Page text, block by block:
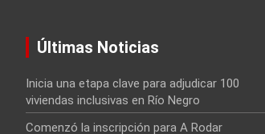
Últimas Noticias
Inicia una etapa clave para adjudicar 100
viviendas inclusivas en Río Negro
Comenzó la inscripción para A Rodar